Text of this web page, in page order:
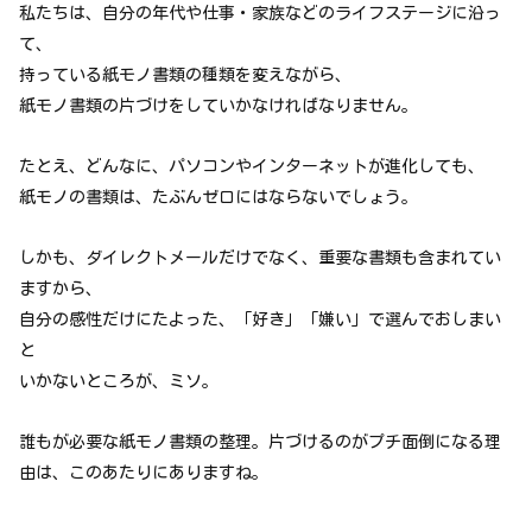
私たちは、自分の年代や仕事・家族などのライフステージに沿っ
て、
持っている紙モノ書類の種類を変えながら、
紙モノ書類の片づけをしていかなければなりません。
たとえ、どんなに、パソコンやインターネットが進化しても、
紙モノの書類は、たぶんゼロにはならないでしょう。
しかも、ダイレクトメールだけでなく、重要な書類も含まれてい
ますから、
自分の感性だけにたよった、「好き」「嫌い」で選んでおしまい
と
いかないところが、ミソ。
誰もが必要な紙モノ書類の整理。片づけるのがプチ面倒になる理
由は、このあたりにありますね。